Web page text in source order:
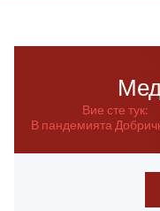
Вие сте тук:
В пандемията